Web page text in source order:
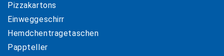
Pizzakartons
Einweggeschirr
Hemdchentragetaschen
Pappteller